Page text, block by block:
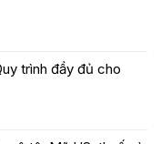
trình đầy đủ cho